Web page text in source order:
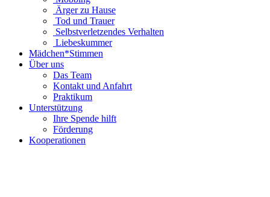
Ärger zu Hause
Tod und Trauer
Selbstverletzendes Verhalten
Liebeskummer
Mädchen*Stimmen
Über uns
Das Team
Kontakt und Anfahrt
Praktikum
Unterstützung
Ihre Spende hilft
Förderung
Kooperationen